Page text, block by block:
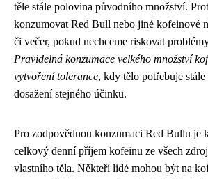
těle stále polovina původního množství.
konzumovat Red Bull nebo jiné kofeinové
či večer, pokud nechceme riskovat
Pravidelná konzumace velkého množství
vytvoření tolerance, kdy tělo potřebuje
dosažení stejného účinku.
Pro zodpovědnou konzumaci Red Bullu je
celkový denní příjem kofeinu ze všech
vlastního těla. Někteří lidé mohou být na